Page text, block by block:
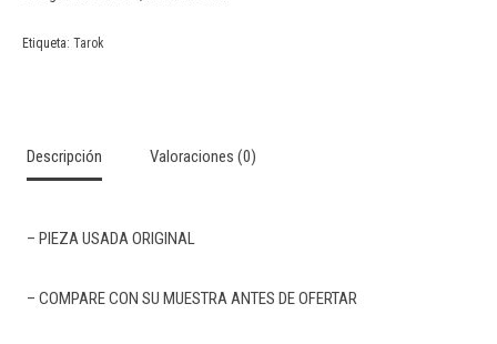
Etiqueta: Tarok
Descripción Valoraciones (0)
– PIEZA USADA ORIGINAL
– COMPARE CON SU MUESTRA ANTES DE OFERTAR